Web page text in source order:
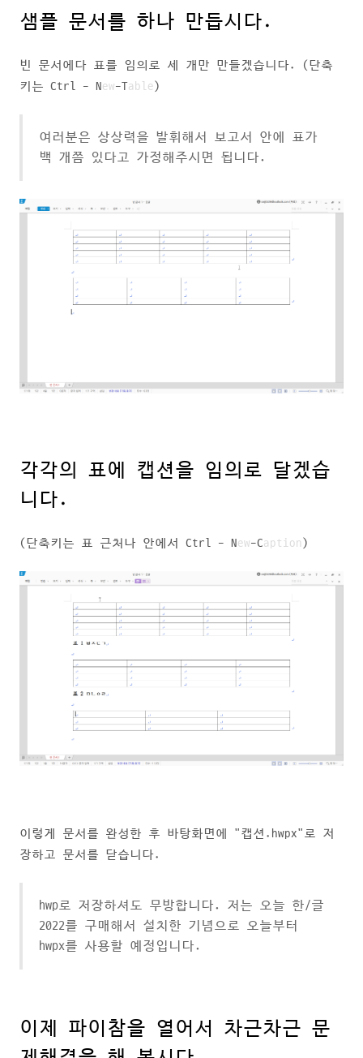
샘플 문서를 하나 만듭시다.
빈 문서에다 표를 임의로 세 개만 만들겠습니다. (단축
키는 Ctrl - New-Table)
여러분은 상상력을 발휘해서 보고서 안에 표가
백 개쯤 있다고 가정해주시면 됩니다.
각각의 표에 캡션을 임의로 달겠습
니다.
(단축키는 표 근처나 안에서 Ctrl - New-Caption)
이렇게 문서를 완성한 후 바탕화면에 "캡션.hwpx"로 저
장하고 문서를 닫습니다.
hwp로 저장하셔도 무방합니다. 저는 오늘 한/글
2022를 구매해서 설치한 기념으로 오늘부터
hwpx를 사용할 예정입니다.
이제 파이참을 열어서 차근차근 문